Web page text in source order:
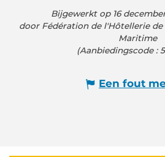
Bijgewerkt op 16
door Fédération de l'Hôtellerie
Maritime
(Aanbiedingscode :
Een fout